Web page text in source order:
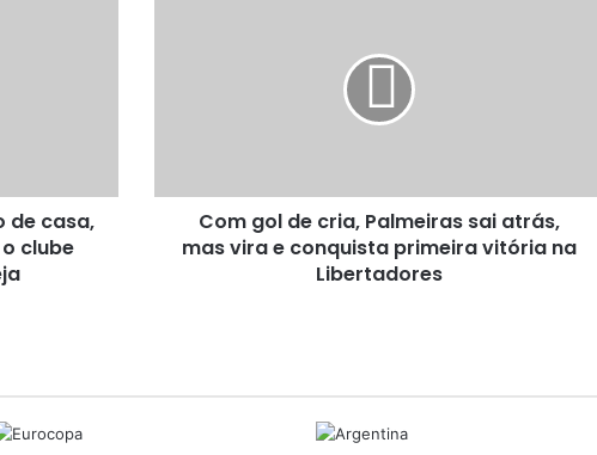
de casa,
clube
vira
conquista
Com gol de cria, Palmeiras sai atrás,
mas vira e conquista primeira vitória na
Libertadores